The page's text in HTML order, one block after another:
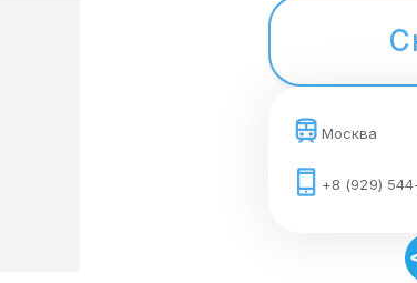
Москва
+8 (929)